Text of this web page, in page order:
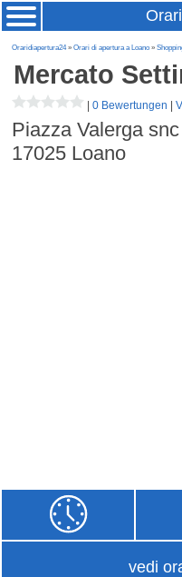
Oraridiapertura24»Orari di apertura a Loano »
Mercato
|0 Bewertungen |
Piazza Valerga snc
17025 Loano
vedi